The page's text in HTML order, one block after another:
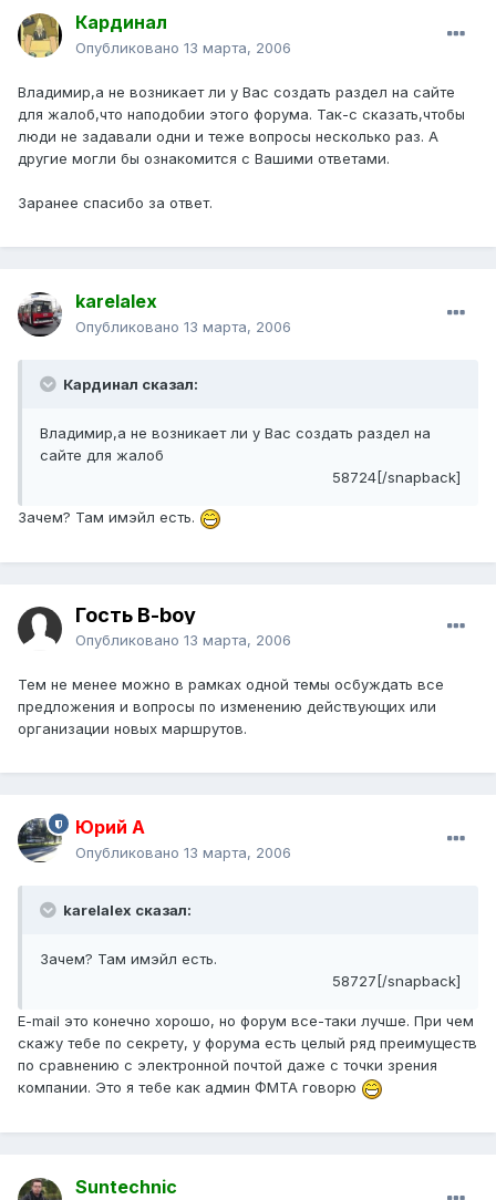
Кардинал
Опубликовано 13 марта, 2006
Владимир,а не возникает ли у Вас создать раздел на сайте
для жалоб,что наподобии этого форума. Так-с сказать,чтобы
люди не задавали одни и теже вопросы несколько раз. А
другие могли бы ознакомится с Вашими ответами.
Заранее спасибо за ответ.
karelalex
Опубликовано 13 марта, 2006
Кардинал сказал:
Владимир,а не возникает ли у Вас создать раздел на
сайте для жалоб
58724[/snapback]
Зачем? Там имэйл есть.
Гость B-boy
Опубликовано 13 марта, 2006
Тем не менее можно в рамках одной темы осбуждать все
предложения и вопросы по изменению действующих или
организации новых маршрутов.
Юрий А
Опубликовано 13 марта, 2006
karelalex сказал:
Зачем? Там имэйл есть.
58727[/snapback]
E-mail это конечно хорошо, но форум все-таки лучше. При чем
скажу тебе по секрету, у форума есть целый ряд преимуществ
по сравнению с электронной почтой даже с точки зрения
компании. Это я тебе как админ ФМТА говорю
Suntechnic